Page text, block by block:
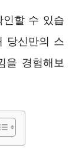
할 수 있습
당신만의 스
을 경험해보